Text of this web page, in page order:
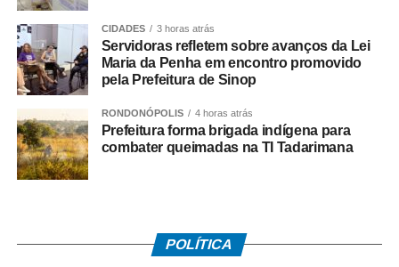
O ex-governador também disse que sua equipe
identificou movimentações financeiras consideradas
suspeitas envolvendo fundos de investimento ligados aos
valores pagos no acordo. As informações foram reunidas
em uma representação encaminhada à PGR, que
posteriormente resultou na abertura das investigações
pela Polícia Federal.
firmado pelo Governo do Estado e afirmou que:
CIDADES 3 horas atrás
Servidoras refletem sobre avanços da Lei
Maria da Penha em encontro promovido
pela Prefeitura de Sinop
RONDONÓPOLIS 4 horas atrás
Prefeitura forma brigada indígena para
combater queimadas na TI Tadarimana
POLÍTICA